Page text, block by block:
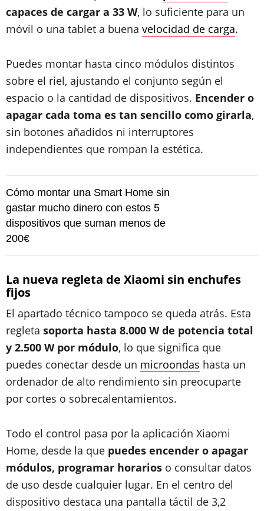
capaces de cargar a 33 W, lo suficiente para un
móvil o una tablet a buena velocidad de carga.
Puedes montar hasta cinco módulos distintos
sobre el riel, ajustando el conjunto según el
espacio o la cantidad de dispositivos. Encender o
apagar cada toma es tan sencillo como girarla,
sin botones añadidos ni interruptores
independientes que rompan la estética.
Cómo montar una Smart Home sin
gastar mucho dinero con estos 5
dispositivos que suman menos de
200€
La nueva regleta de Xiaomi sin enchufes
fijos
El apartado técnico tampoco se queda atrás. Esta
regleta soporta hasta 8.000 W de potencia total
y 2.500 W por módulo, lo que significa que
puedes conectar desde un microondas hasta un
ordenador de alto rendimiento sin preocuparte
por cortes o sobrecalentamientos.
Todo el control pasa por la aplicación Xiaomi
Home, desde la que puedes encender o apagar
módulos, programar horarios o consultar datos
de uso desde cualquier lugar. En el centro del
dispositivo destaca una pantalla táctil de 3,2